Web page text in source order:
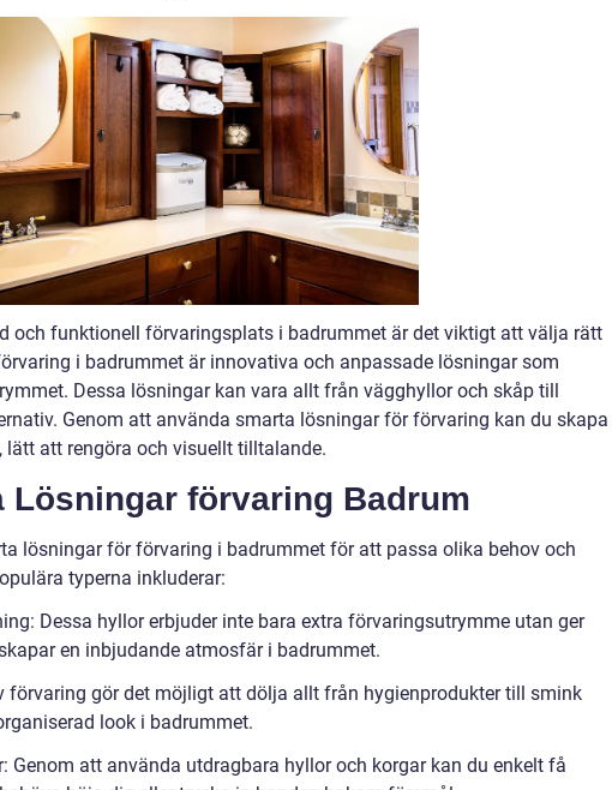
och funktionell förvaringsplats i badrummet är det viktigt att välja rätt
i badrummet är innovativa och anpassade lösningar som
Dessa lösningar kan vara allt från vägghyllor och skåp till
Genom att använda smarta lösningar för förvaring kan du skapa
att rengöra och visuellt tilltalande.
Lösningar förvaring Badrum
lösningar för förvaring i badrummet för att passa olika behov och
typerna inkluderar:
Dessa hyllor erbjuder inte bara extra förvaringsutrymme utan ger
en inbjudande atmosfär i badrummet.
förvaring gör det möjligt att dölja allt från hygienprodukter till smink
look i badrummet.
Genom att använda utdragbara hyllor och korgar kan du enkelt få